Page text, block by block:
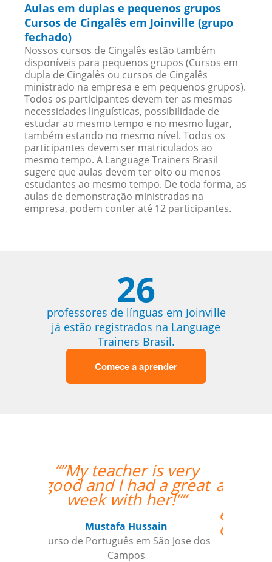
Aulas em duplas e pequenos grupos
Cursos de Cingalês em Joinville (grupo
fechado)
Nossos cursos de Cingalês estão também
disponíveis para pequenos grupos (Cursos em
dupla de Cingalês ou cursos de Cingalês
ministrado na empresa e em pequenos grupos).
Todos os participantes devem ter as mesmas
necessidades linguísticas, possibilidade de
estudar ao mesmo tempo e no mesmo lugar,
também estando no mesmo nível. Todos os
participantes devem ser matriculados ao
mesmo tempo. A Language Trainers Brasil
sugere que aulas devem ter oito ou menos
estudantes ao mesmo tempo. De toda forma, as
aulas de demonstração ministradas na
empresa, podem conter até 12 participantes.
26
professores de línguas em Joinville
já estão registrados na Language
Trainers Brasil.
Comece a aprender
“”A minha primeira
aula foi ótima, foi além
das minhas
excelente professor.””
Luana Terrível